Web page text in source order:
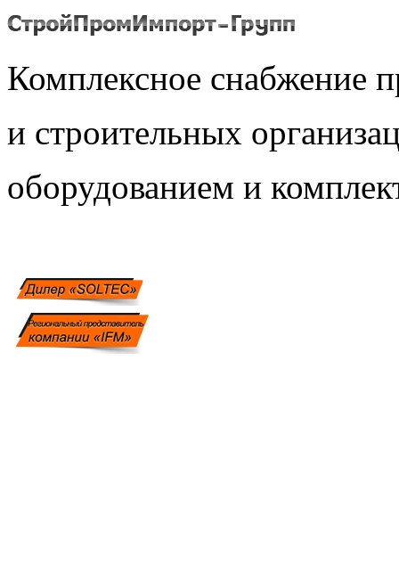
Комплексное снабжение
и строительных
оборудованием и